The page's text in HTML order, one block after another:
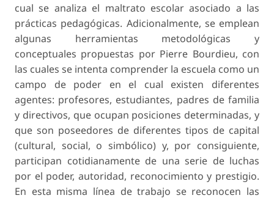
cual se analiza el maltrato escolar asociado a las
prácticas pedagógicas. Adicionalmente, se emplean
algunas herramientas metodológicas y
conceptuales propuestas por Pierre Bourdieu, con
las cuales se intenta comprender la escuela como un
campo de poder en el cual existen diferentes
agentes: profesores, estudiantes, padres de familia
y directivos, que ocupan posiciones determinadas, y
que son poseedores de diferentes tipos de capital
(cultural, social, o simbólico) y, por consiguiente,
participan cotidianamente de una serie de luchas
por el poder, autoridad, reconocimiento y prestigio.
En esta misma línea de trabajo se reconocen las